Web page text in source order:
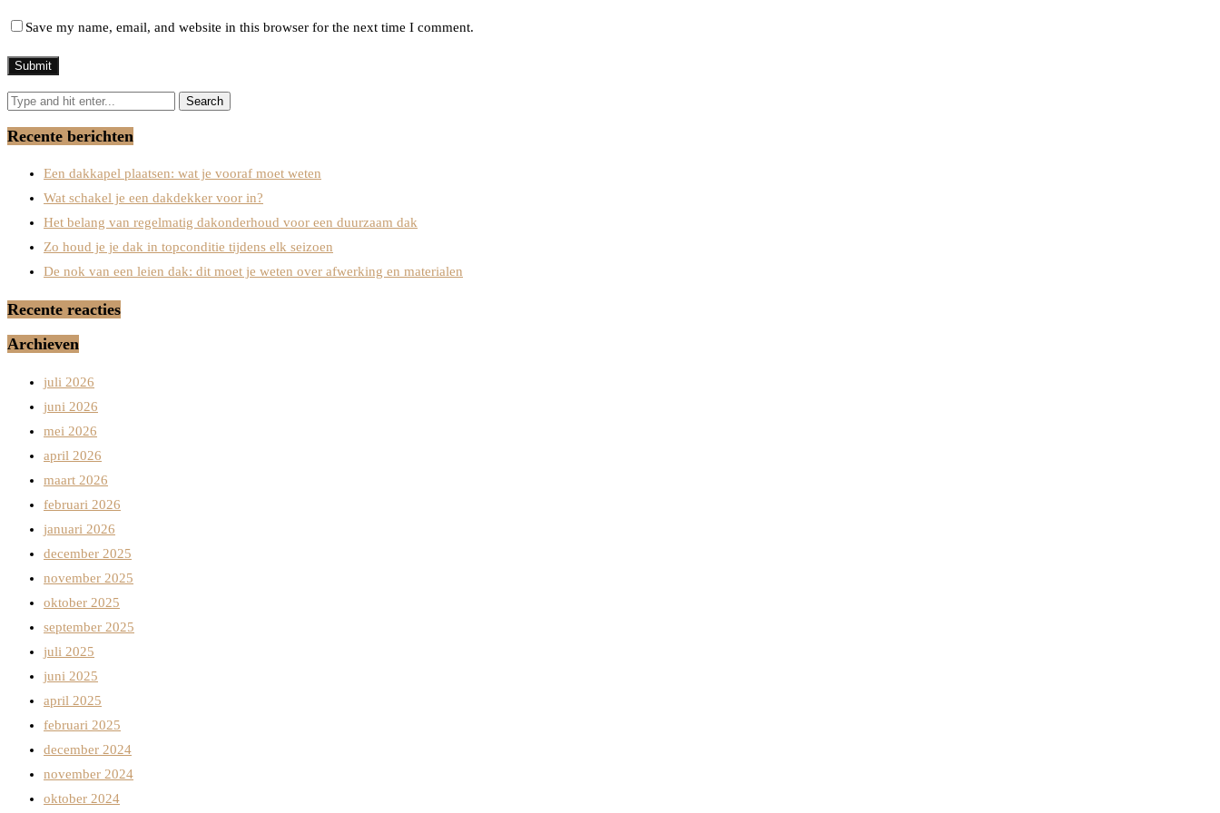
Save my name, email, and website in this browser for the next time I comment.
Recente berichten
Een dakkapel plaatsen: wat je vooraf moet weten
Wat schakel je een dakdekker voor in?
Het belang van regelmatig dakonderhoud voor een duurzaam dak
Zo houd je je dak in topconditie tijdens elk seizoen
De nok van een leien dak: dit moet je weten over afwerking en materialen
Recente reacties
Archieven
juli 2026
juni 2026
mei 2026
april 2026
maart 2026
februari 2026
januari 2026
december 2025
november 2025
oktober 2025
september 2025
juli 2025
juni 2025
april 2025
februari 2025
december 2024
november 2024
oktober 2024